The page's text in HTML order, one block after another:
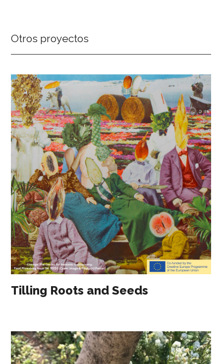
Otros proyectos
Tilling Roots and Seeds